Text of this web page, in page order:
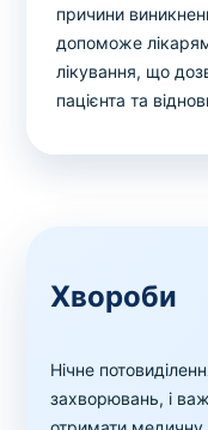
причини
допоможе
лікування, що
пацієнта та
Хвороби
Нічне
захворювань, і